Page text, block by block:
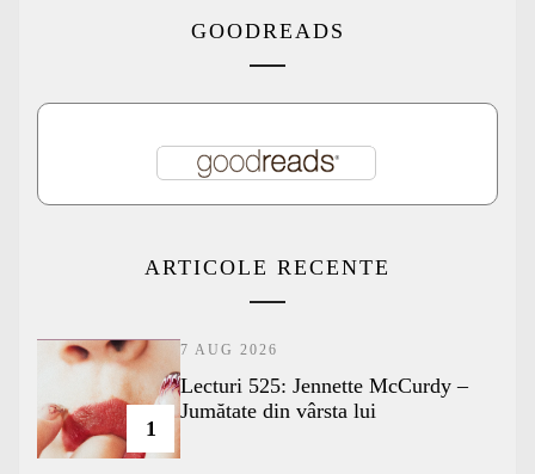
GOODREADS
ARTICOLE RECENTE
1
7 AUG 2026
Lecturi 525: Jennette McCurdy –
Jumătate din vârsta lui